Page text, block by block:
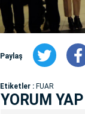
Paylaş
Etiketler : FUAR
YORUM YAP